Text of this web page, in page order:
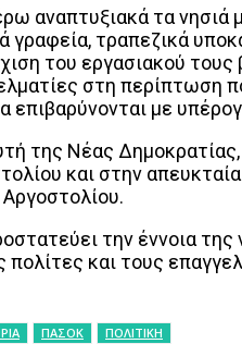
αναπτυξιακά τα
γραφεία, τραπεζικά
του εργασιακού
στη περίπτωση
επιβαρύνονται με
της Νέας
και στην
την έννοια της
πολίτες και τους
ΠΑΣΟΚ ΠΟΛΙΤΙΚΗ